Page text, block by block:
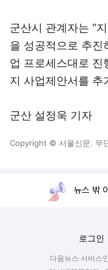
군산시 관계자는 “
을 성공적으로 추진
업 프로세스대로 진
지 사업제안서를 추
군산 설정욱 기자
Copyright © 서울신문. 무
뉴스 밖
로그인
다음뉴스 서비스